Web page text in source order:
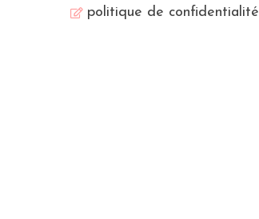
politique de confidentialité